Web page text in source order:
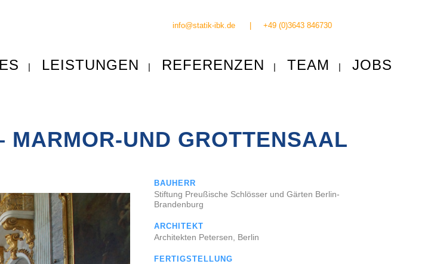
info@statik-ibk.de |+49 (0)3643 846730
LEISTUNGEN REFERENZEN TEAM JOBS
MARMOR-UND GROTTENSAAL
BAUHERR
Stiftung Preußische Schlösser und Gärten Berlin-
Brandenburg
ARCHITEKT
Architekten Petersen, Berlin
FERTIGSTELLUNG